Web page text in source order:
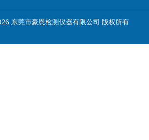
东莞市豪恩检测仪器有限公司 版权所有